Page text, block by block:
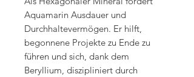
Aquamarin Ausdauer und
Durchhaltevermögen. Er hilft,
begonnene Projekte zu Ende zu
führen und sich, dank dem
Beryllium, diszipliniert durch